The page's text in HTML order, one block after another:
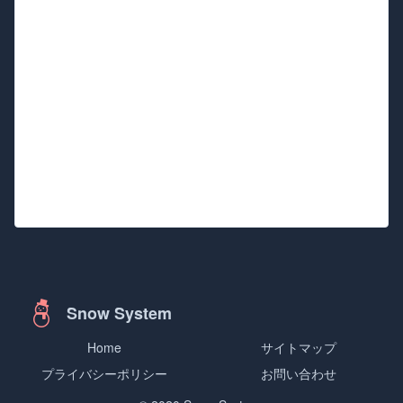
Snow System
Home
サイトマップ
プライバシーポリシー
お問い合わせ